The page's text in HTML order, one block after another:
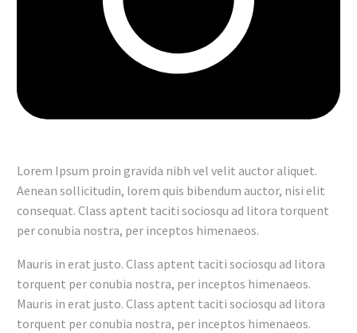
Lorem Ipsum proin gravida nibh vel velit auctor aliquet.
Aenean sollicitudin, lorem quis bibendum auctor, nisi elit
consequat. Class aptent taciti sociosqu ad litora torquent
per conubia nostra, per inceptos himenaeos.
Mauris in erat justo. Class aptent taciti sociosqu ad litora
torquent per conubia nostra, per inceptos himenaeos.
Mauris in erat justo. Class aptent taciti sociosqu ad litora
torquent per conubia nostra, per inceptos himenaeos.